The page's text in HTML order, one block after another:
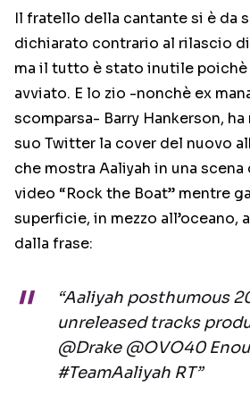
Il fratello della cantante si è da
dichiarato contrario al rilascio
ma il tutto è stato inutile
avviato. E lo zio -nonchè ex
scomparsa- Barry Hankerson,
suo Twitter la cover del nuovo
che mostra Aaliyah in una
video “Rock the Boat” mentre
superficie, in mezzo all’oceano,
dalla frase:
“Aaliyah posthumous
unreleased tracks
@Drake @OVO40
#TeamAaliyah RT”